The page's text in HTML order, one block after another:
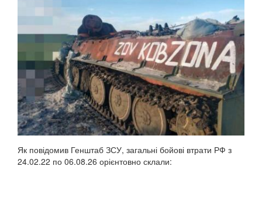
Як повідомив Генштаб ЗСУ, загальні бойові втрати РФ з
24.02.22 по 06.08.26 орієнтовно склали: